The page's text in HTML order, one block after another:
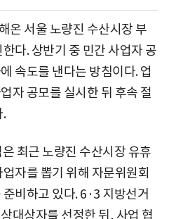
온 서울 노량진 수산시장 부
다. 상반기 중 민간 사업자 공
속도를 낸다는 방침이다. 업
자 공모를 실시한 뒤 후속 절
.
최근 노량진 수산시장 유휴
자를 뽑기 위해 자문위원회
비하고 있다. 6·3 지방선거
대상자를 선정한 뒤, 사업 협